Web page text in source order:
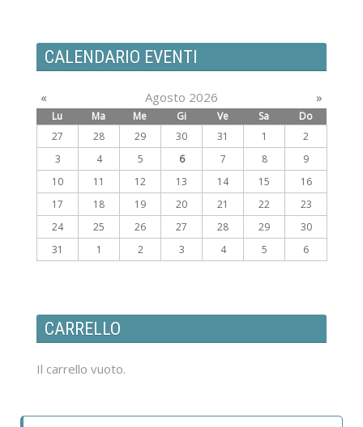
CALENDARIO EVENTI
« Agosto 2026 »
Lu Ma Me Gi Ve Sa
Do
27
28 29 30 31 1
2
3
4 5 6 7 8
9
10
11 12 13 14 15
16
17
18 19 20 21 22
23
24
25 26 27 28 29
30
31
1 2 3 4 5 6
CARRELLO
Il carrello vuoto.